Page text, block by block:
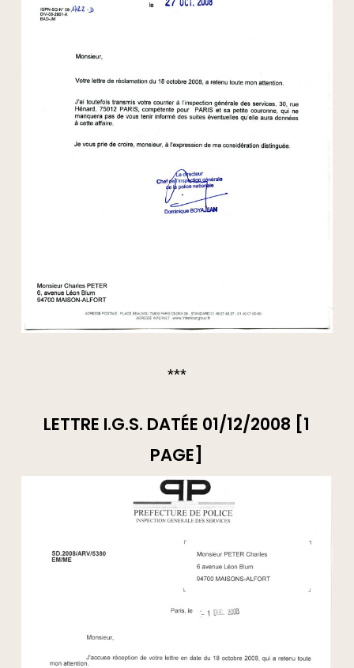
***
LETTRE I.G.S. DATÉE 01/12/2008 [1
PAGE]